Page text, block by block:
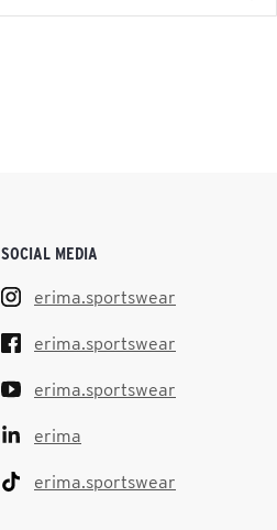
SOCIAL MEDIA
erima.sportswear
erima.sportswear
erima.sportswear
erima
erima.sportswear